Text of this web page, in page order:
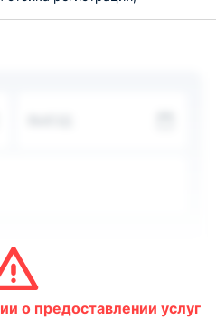
В
о предоставлении услуг